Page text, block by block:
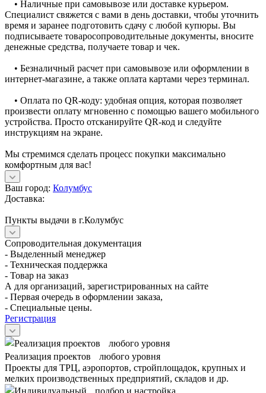
• Наличные при самовывозе или доставке курьером.
Специалист свяжется с вами в день доставки, чтобы уточнить
время и заранее подготовить сдачу с любой купюры. Вы
подписываете товаросопроводительные документы, вносите
денежные средства, получаете товар и чек.
• Безналичный расчет при самовывозе или оформлении в
интернет-магазине, а также оплата картами через терминал.
• Оплата по QR-коду: удобная опция, которая позволяет
произвести оплату мгновенно с помощью вашего мобильного
устройства. Просто отсканируйте QR-код и следуйте
инструкциям на экране.
Мы стремимся сделать процесс покупки максимально
комфортным для вас!
Ваш город: Колумбус
Доставка:
Пункты выдачи в г.Колумбус
Сопроводительная документация
- Выделенный менеджер
- Техническая поддержка
- Товар на заказ
А для организаций, зарегистрированных на сайте
- Первая очередь в оформлении заказа,
- Специальные цены.
Регистрация
Реализация проектов любого уровня
Проекты для ТРЦ, аэропортов, стройплощадок, крупных и
мелких производственных предприятий, складов и др.